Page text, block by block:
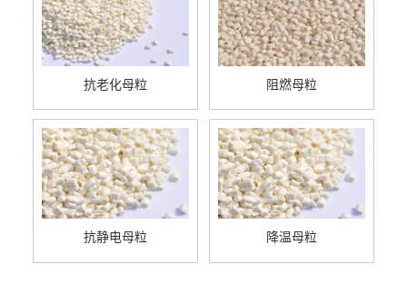
抗老化母粒 阻燃母粒
抗静电母粒 降温母粒